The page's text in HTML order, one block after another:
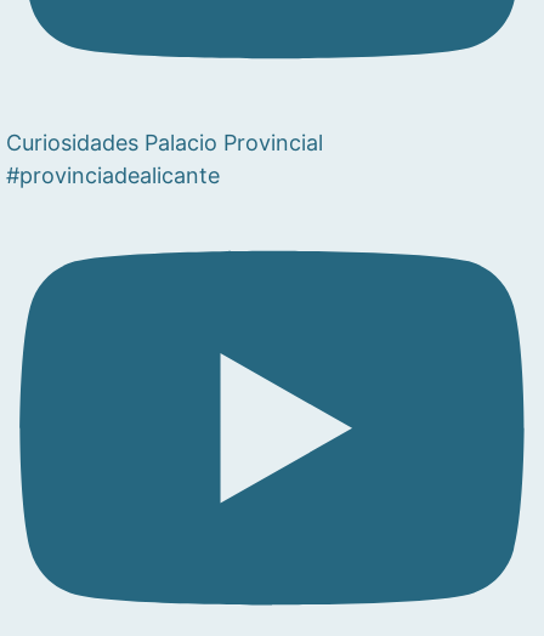
Curiosidades Palacio Provincial
#provinciadealicante